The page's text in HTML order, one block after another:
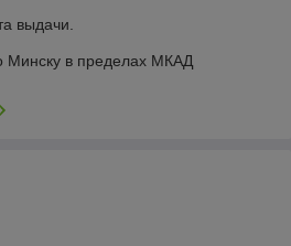
выдачи.
Минску в пределах МКАД